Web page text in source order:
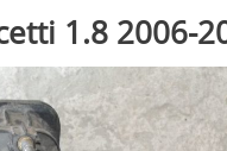
1.8 2006-